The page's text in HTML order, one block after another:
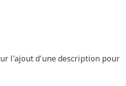
l'ajout d'une description pour